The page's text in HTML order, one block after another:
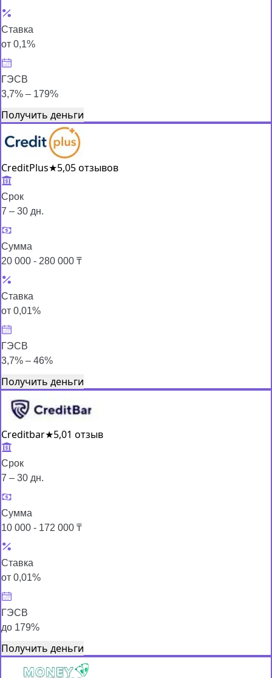
Ставка
от 0,1%
ГЭСВ
3,7% – 179%
Получить деньги
CreditPlus★5,05 отзывов
Срок
7 – 30 дн.
Сумма
20 000 - 280 000 ₸
Ставка
от 0,01%
ГЭСВ
3,7% – 46%
Получить деньги
Creditbar★5,01 отзыв
Срок
7 – 30 дн.
Сумма
10 000 - 172 000 ₸
Ставка
от 0,01%
ГЭСВ
до 179%
Получить деньги